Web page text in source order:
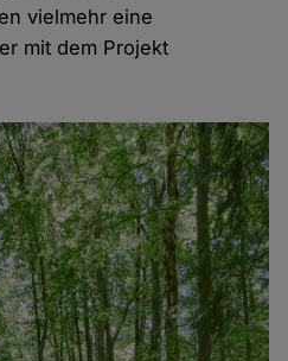
vielmehr eine
mit dem Projekt